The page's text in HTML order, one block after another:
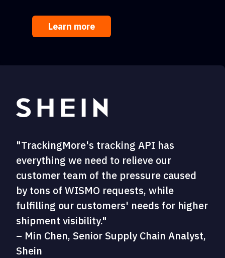
Learn more
"TrackingMore's tracking API has
everything we need to relieve our
customer team of the pressure caused
by tons of WISMO requests, while
fulfilling our customers' needs for higher
shipment visibility."
– Min Chen, Senior Supply Chain Analyst,
Shein